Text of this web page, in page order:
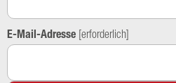
E-Mail-Adresse [erforderlich]